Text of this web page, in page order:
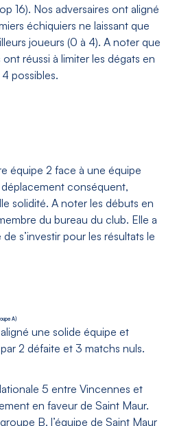
16). Nos adversaires ont aligné
échiquiers ne laissant que
joueurs (0 à 4). A noter que
réussi à limiter les dégats en
possibles.
équipe 2 face à une équipe
conséquent,
solidité. A noter les débuts en
du bureau du club. Elle a
s’investir pour les résultats le
A)
une solide équipe et
2 défaite et 3 matchs nuls.
5 entre Vincennes et
en faveur de Saint Maur.
B, l’équipe de Saint Maur